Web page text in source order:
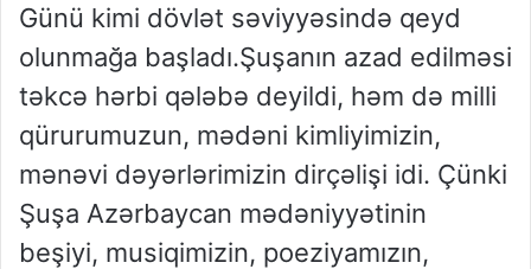
Günü kimi dövlət səviyyəsində qeyd
olunmağa başladı.Şuşanın azad edilməsi
təkcə hərbi qələbə deyildi, həm də milli
qürurumuzun, mədəni kimliyimizin,
mənəvi dəyərlərimizin dirçəlişi idi. Çünki
Şuşa Azərbaycan mədəniyyətinin
beşiyi, musiqimizin, poeziyamızın,